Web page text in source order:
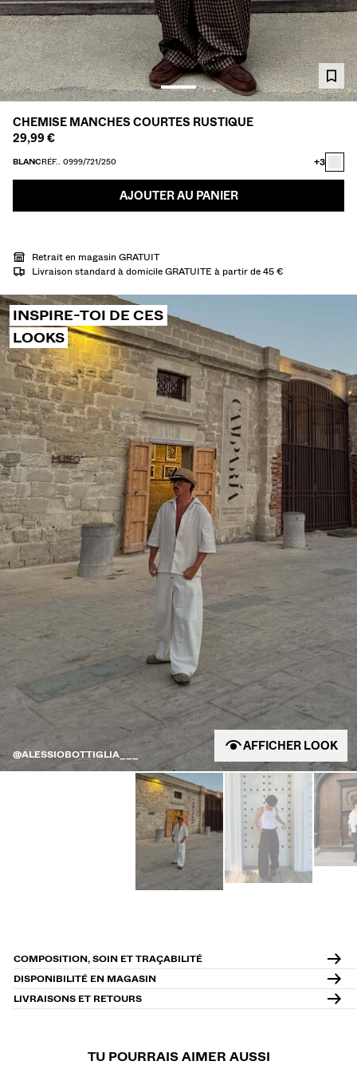
CHEMISE MANCHES COURTES RUSTIQUE
29,99 €
BLANCRÉF.. 0999/721/250 +3
AJOUTER AU PANIER
Retrait en magasin GRATUIT
Livraison standard à domicile GRATUITE à partir de 45 €
INSPIRE-TOI DE CES
LOOKS
@ALESSIOBOTTIGLIA___
AFFICHER LOOK
COMPOSITION, SOIN ET TRAÇABILITÉ
DISPONIBILITÉ EN MAGASIN
LIVRAISONS ET RETOURS
TU POURRAIS AIMER AUSSI
ET GILETS
LOOK
DE BAIN
SELLERS
MUSIC
CARTE CADEAU MMBRS NEWSLETTER AIDE